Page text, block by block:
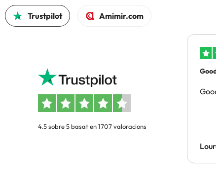
Trustpilot Amimir.com
4.5 sobre 5 basat en 1707 valoracions
Good
Good